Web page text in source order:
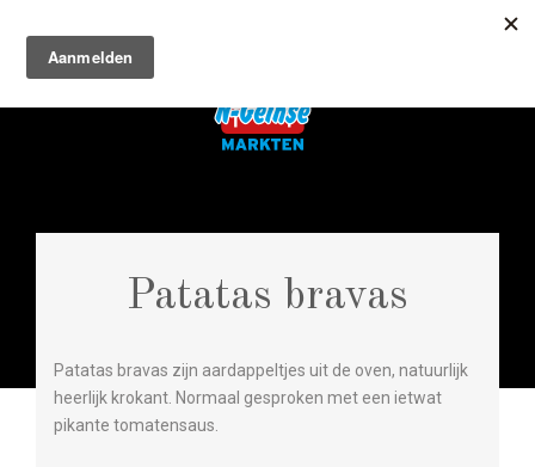
Patatas bravas
Patatas bravas zijn aardappeltjes uit de oven, natuurlijk
heerlijk krokant. Normaal gesproken met een ietwat
pikante tomatensaus.